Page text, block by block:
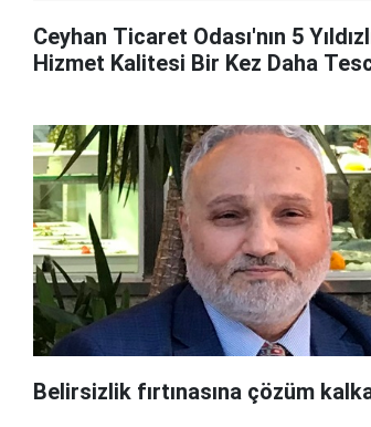
Ceyhan Ticaret Odası'nın 5
Hizmet Kalitesi Bir Kez Daha
Belirsizlik fırtınasına çözüm